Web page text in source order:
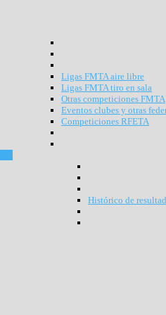
Ligas FMTA aire libre
Ligas FMTA tiro en sala
Otras competiciones FMTA
Eventos clubes y otras
Competiciones RFETA
Histórico de